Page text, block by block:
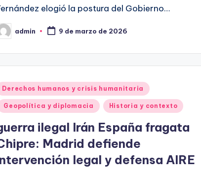
elogió la postura del Gobierno…
admin 9 de marzo de 2026
Derechos humanos y crisis humanitaria
Geopolítica y diplomacia Historia y contexto
ilegal Irán España fragata
Madrid defiende
legal y defensa AIRE